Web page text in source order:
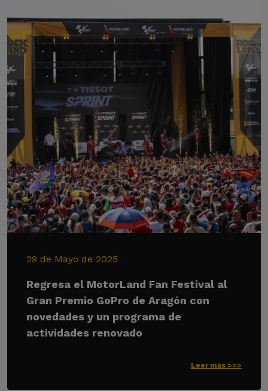
29 de Mayo de 2025
Regresa el MotorLand Fan Festival al
Gran Premio GoPro de Aragón con
novedades y un programa de
actividades renovado
Leer más >>>